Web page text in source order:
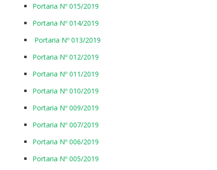
Portaria Nº 015/2019
Portaria Nº 014/2019
Portaria Nº 013/2019
Portaria Nº 012/2019
Portaria Nº 011/2019
Portaria Nº 010/2019
Portaria Nº 009/2019
Portaria Nº 007/2019
Portaria Nº 006/2019
Portaria Nº 005/2019